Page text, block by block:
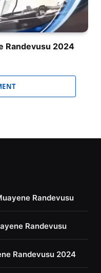
Randevusu 2024
Randevusu
Randevusu
Randevusu 2024